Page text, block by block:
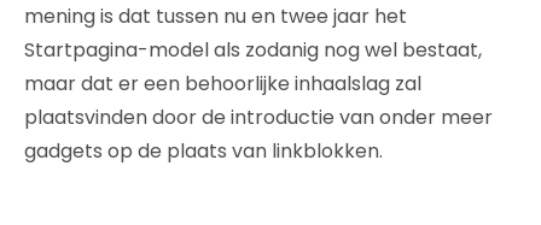
mening is dat tussen nu en twee jaar het
Startpagina-model als zodanig nog wel bestaat,
maar dat er een behoorlijke inhaalslag zal
plaatsvinden door de introductie van onder meer
gadgets op de plaats van linkblokken.